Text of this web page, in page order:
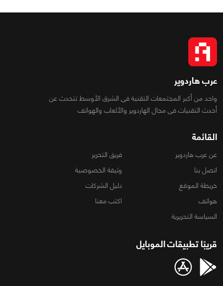
عرب هاردوير
واحد من أكبر المجتمعات التقنية فى الشرق الأوسط تتحدث عن
أحدث التقنيات فى مجال الهاردوير والألعاب والهواتف
القائمة
عن عرب هاردوير
فريق التحرير
اتصل بنا
وثيقة الخصوصية
خريطة الموقع
دليل الشركات
هواتف
اكتب معنا
السياسة التحريرية
قريبًا تطبيقات الموبايل